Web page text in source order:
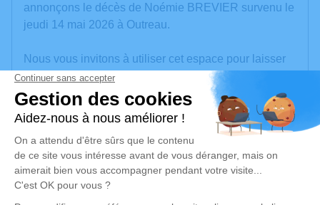
annonçons le décès de Noémie BREVIER survenu le
jeudi 14 mai 2026 à Outreau.
Nous vous invitons à utiliser cet espace pour laisser
vos condoléances, partager des photos souvenirs,
une anecdote ou exprimer vos pensées à travers des
poèmes ou des textes. Cet endroit est un lieu
d'expression dédié à honorer la mémoire de Noémie
BREVIER.
Un service de plantation d’arbre hommage est
disponible ici.